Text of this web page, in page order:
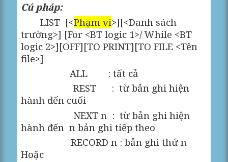
Cú pháp:
LIST [<Phạm vi>][<Danh sách
trường>] [For <BT logic 1>/ While <BT
logic 2>][OFF][TO PRINT][TO FILE <Tên
file>]
ALL
: tất cả
REST
: từ bản ghi hiện
hành đến cuối
NEXT n : từ bản ghi hiện
hành đến n bản ghi tiếp theo
RECORD n : bản ghi thứ n
Hoặc